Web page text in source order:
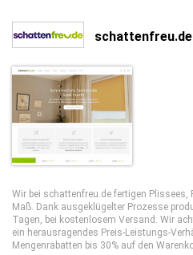
schattenfreu.de
Wir bei schattenfreu.de fertigen
Maß. Dank ausgeklügelter Prozesse
Tagen, bei kostenlosem Versand. Wir
ein herausragendes Preis-Leistungs-
Mengenrabatten bis 30% auf den